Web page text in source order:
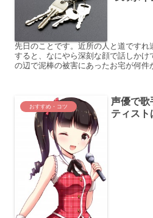
先日のことです。近所の人と道ですれ
すると、なにやら深刻な顔で話しかけ
の辺で泥棒の被害にあったお宅が何件
おすすめ・コツ
声優で歌
ティスト